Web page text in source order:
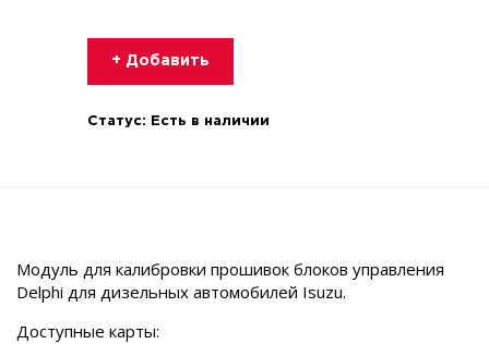
+ Добавить
Статус: Есть в наличии
Модуль для калибровки прошивок блоков управления
Delphi для дизельных автомобилей Isuzu.
Доступные карты: